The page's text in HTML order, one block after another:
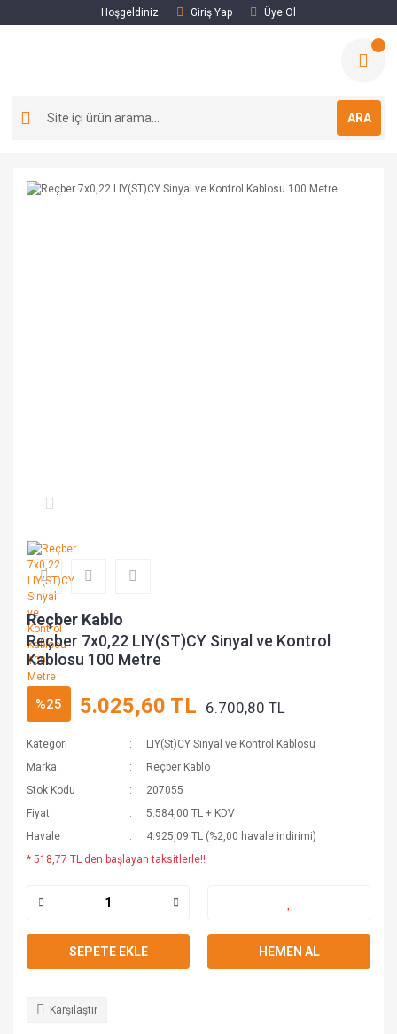
Hoşgeldiniz Giriş Yap Üye Ol
ARA
Reçber Kablo
Reçber 7x0,22 LIY(ST)CY Sinyal ve Kontrol
Kablosu 100 Metre
%25 5.025,60 TL 6.700,80 TL
Kategori
LIY(St)CY Sinyal ve Kontrol Kablosu
Marka
Reçber Kablo
Stok Kodu
207055
Fiyat
5.584,00 TL + KDV
Havale
4.925,09 TL (%2,00 havale indirimi)
* 518,77 TL den başlayan taksitlerle!!
SEPETE EKLE HEMEN AL
Karşılaştır